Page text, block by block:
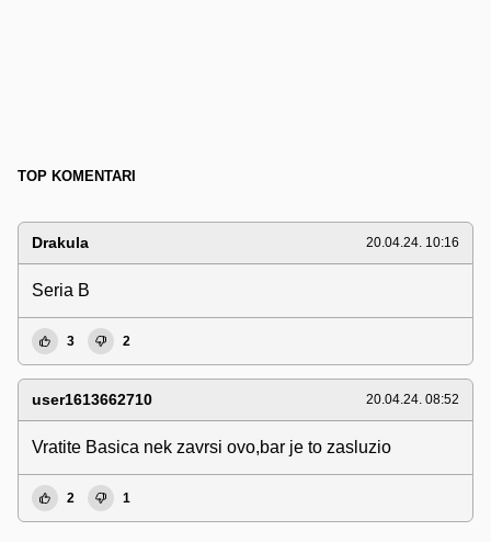
TOP KOMENTARI
Drakula 20.04.24. 10:16
Seria B
3 2
user1613662710 20.04.24. 08:52
Vratite Basica nek zavrsi ovo,bar je to zasluzio
2 1